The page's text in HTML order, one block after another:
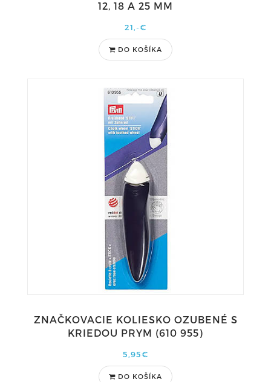
12, 18 A 25 MM
21,-€
DO KOŠÍKA
ZNAČKOVACIE KOLIESKO OZUBENÉ S
KRIEDOU PRYM (610 955)
5,95€
DO KOŠÍKA